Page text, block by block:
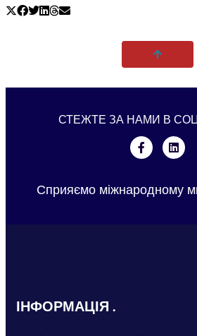
СТЕЖТЕ ЗА НАМИ В
Сприяємо міжнародному
ІНФОРМАЦІЯ